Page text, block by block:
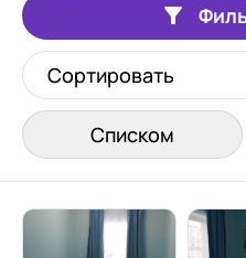
Сортировать
Списком